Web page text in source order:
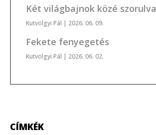
Két világbajnok közé szorulva
Kutvölgyi Pál | 2026. 06. 09.
Fekete fenyegetés
Kutvölgyi Pál | 2026. 06. 02.
CÍMKÉK